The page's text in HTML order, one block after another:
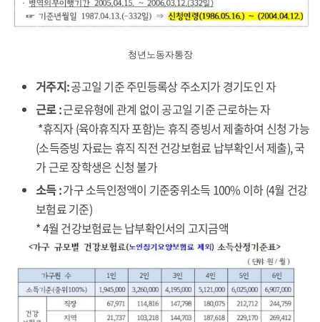
청년노동자통장
거주지:공고일 기준 주민등록상 주소지가 경기도인 자
근로 :근로유형에 관계 없이 공고일 기준 근로하는 자
*휴직자 (육아휴직자 포함)는 휴직 증빙서 제출하여 신청 가능
(소득증빙 자료는 휴직 직전 건강보험료 납부확인서 제출), 국
가 근로 장학생은 신청 불가
소득 :가구 소득인정액이 기준중위소득 100% 이하 (4월 건강
보험료 기준)
* 4월 건강보험료는 납부확인서의 고지금액